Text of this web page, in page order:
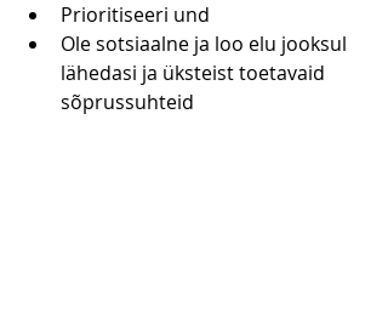
Prioritiseeri und
Ole sotsiaalne ja loo elu jooksul
lähedasi ja üksteist toetavaid
sõprussuhteid